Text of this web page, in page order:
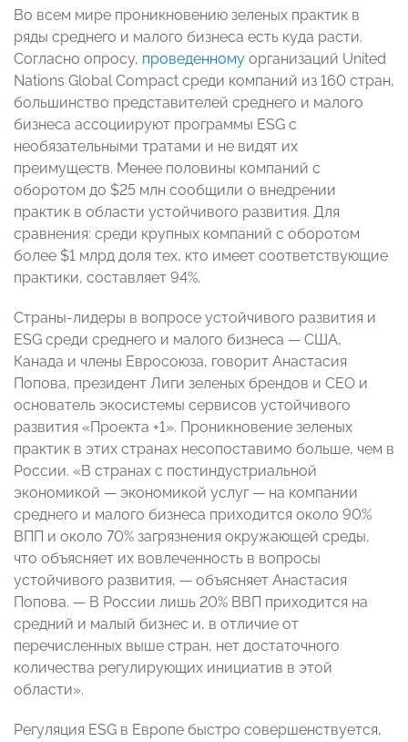
Во всем мире проникновению зеленых практик в
ряды среднего и малого бизнеса есть куда расти.
Согласно опросу, проведенному организаций United
Nations Global Compact среди компаний из 160 стран,
большинство представителей среднего и малого
бизнеса ассоциируют программы ESG с
необязательными тратами и не видят их
преимуществ. Менее половины компаний с
оборотом до $25 млн сообщили о внедрении
практик в области устойчивого развития. Для
сравнения: среди крупных компаний с оборотом
более $1 млрд доля тех, кто имеет соответствующие
практики, составляет 94%.
Страны-лидеры в вопросе устойчивого развития и
ESG среди среднего и малого бизнеса — США,
Канада и члены Евросоюза, говорит Анастасия
Попова, президент Лиги зеленых брендов и CEO и
основатель экосистемы сервисов устойчивого
развития «Проекта +1». Проникновение зеленых
практик в этих странах несопоставимо больше, чем в
России. «В странах с постиндустриальной
экономикой — экономикой услуг — на компании
среднего и малого бизнеса приходится около 90%
ВПП и около 70% загрязнения окружающей среды,
что объясняет их вовлеченность в вопросы
устойчивого развития, — объясняет Анастасия
Попова. — В России лишь 20% ВВП приходится на
средний и малый бизнес и, в отличие от
перечисленных выше стран, нет достаточного
количества регулирующих инициатив в этой
области».
Регуляция ESG в Европе быстро совершенствуется,